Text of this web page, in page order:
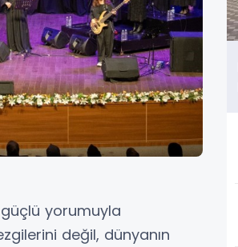
güçlü yorumuyla
değil, dünyanın